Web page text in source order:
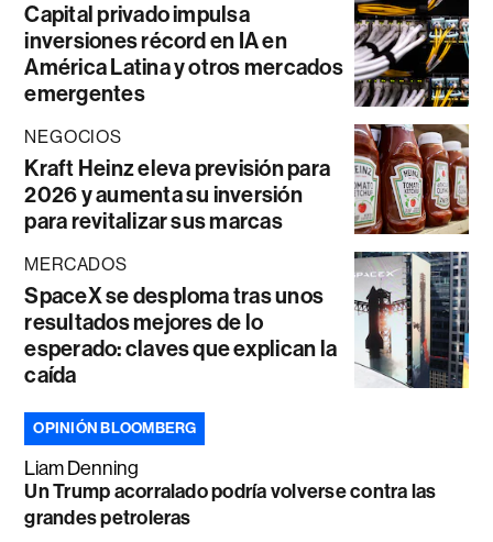
Capital privado impulsa
inversiones récord en IA en
América Latina y otros mercados
emergentes
NEGOCIOS
Kraft Heinz eleva previsión para
2026 y aumenta su inversión
para revitalizar sus marcas
MERCADOS
SpaceX se desploma tras unos
resultados mejores de lo
esperado: claves que explican la
caída
OPINIÓN BLOOMBERG
Liam Denning
Un Trump acorralado podría volverse contra las
grandes petroleras